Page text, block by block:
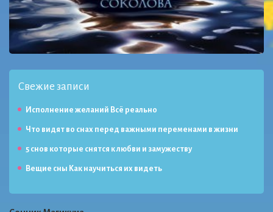
Свежие записи
Исполнение желаний Всё реально
Что видят во снах перед важными переменами в жизни
5 снов которые снятся к любви и замужеству
Вещие сны Как научиться их видеть